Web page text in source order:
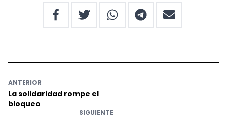
ANTERIOR
La solidaridad rompe el
bloqueo
SIGUIENTE